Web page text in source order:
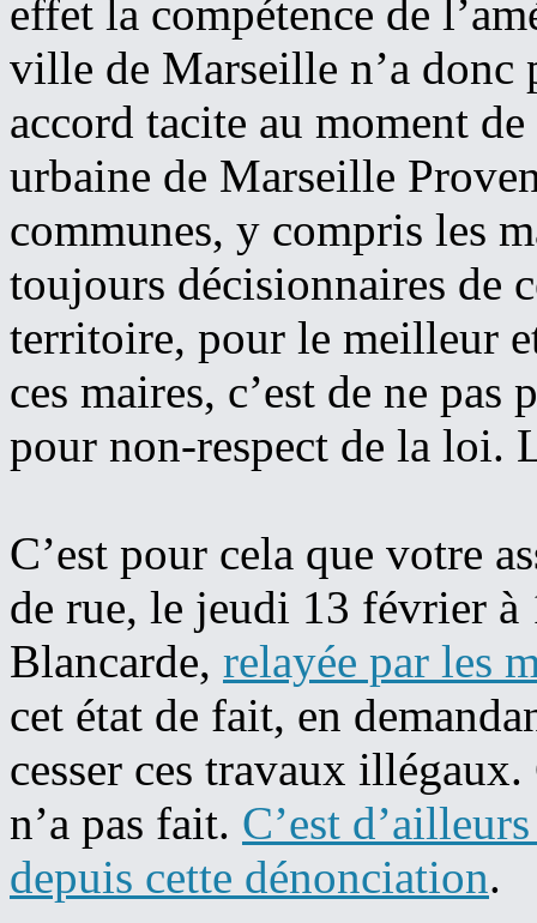
effet la compétence de
ville de Marseille n’a donc
accord tacite au moment
urbaine de Marseille
communes, y compris les
toujours décisionnaires de
territoire, pour le meilleur
ces maires, c’est de ne
pour non-respect de la loi.
C’est pour cela que votre
de rue, le jeudi 13 février
Blancarde, relayée par les
cet état de fait, en
cesser ces travaux
n’a pas fait. C’est
depuis cette dénonciation.